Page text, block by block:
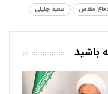
مقدس سعید جلیلی